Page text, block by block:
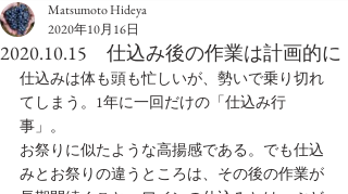
2020.10.15 仕込み後の作業は計画的に
Matsumoto Hideya
2020年10月16日
仕込みは体も頭も忙しいが、勢いで乗り切れ
てしまう。1年に一回だけの「仕込み行
事」。
お祭りに似たような高揚感である。でも仕込
みとお祭りの違うところは、その後の作業が